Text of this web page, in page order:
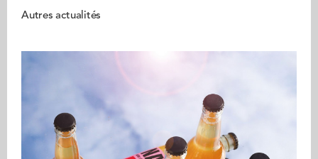
Autres actualités